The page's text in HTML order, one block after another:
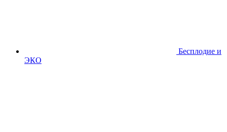
Бесплодие и
ЭКО